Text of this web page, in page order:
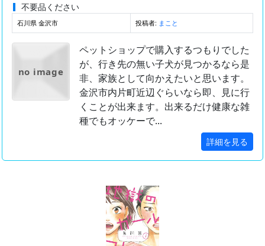
不要品ください
石川県 金沢市 投稿者: まこと
no image
ペットショップで購入するつもりでした
が、行き先の無い子犬が見つかるなら是
非、家族として向かえたいと思います。
金沢市内片町近辺ぐらいなら即、見に行
くことが出来ます。出来るだけ健康な雑
種でもオッケーで...
詳細を見る